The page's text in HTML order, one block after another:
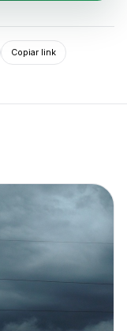
Copiar link